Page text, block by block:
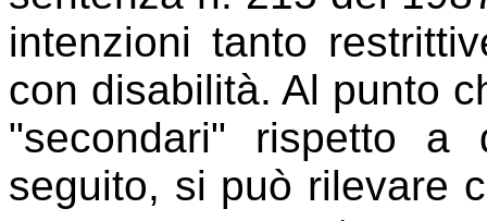
intenzioni tanto
con disabilità. Al punto
"secondari" rispetto a
seguito, si può rilevare